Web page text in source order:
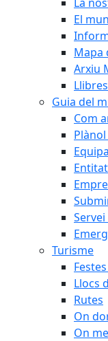
El
Mapa
Arxiu
Guia del
Com
Turisme
Llocs
Rutes
On
On